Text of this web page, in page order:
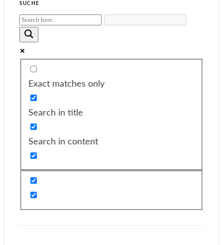
SUCHE
Exact matches only
Search in title
Search in content